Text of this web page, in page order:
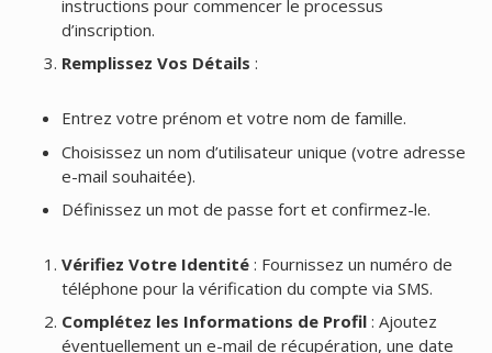
instructions pour commencer le processus
d’inscription.
Remplissez Vos Détails :
Entrez votre prénom et votre nom de famille.
Choisissez un nom d’utilisateur unique (votre adresse
e-mail souhaitée).
Définissez un mot de passe fort et confirmez-le.
Vérifiez Votre Identité: Fournissez un numéro de
téléphone pour la vérification du compte via SMS.
Complétez les Informations de Profil: Ajoutez
éventuellement un e-mail de récupération, une date